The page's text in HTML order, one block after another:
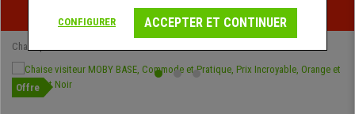
exclusives pour une durée limitée - Voir l'offre
Chaisepro
Offre
CONFIGURER ACCEPTER ET CONTINUER